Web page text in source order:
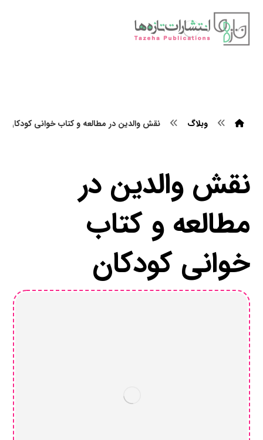
وبلاگ نقش والدین در مطالعه و کتاب خوانی کودکان
نقش والدین در
مطالعه و کتاب
خوانی کودکان